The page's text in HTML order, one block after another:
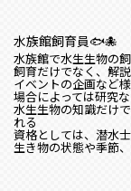
水族館飼育員🐟🐙
水族館で水生生物の
飼育だけでなく、解
イベントの企画など
場合によっては研究
水生生物の知識だけ
れる
資格としては、潜水
生き物の状態や季節